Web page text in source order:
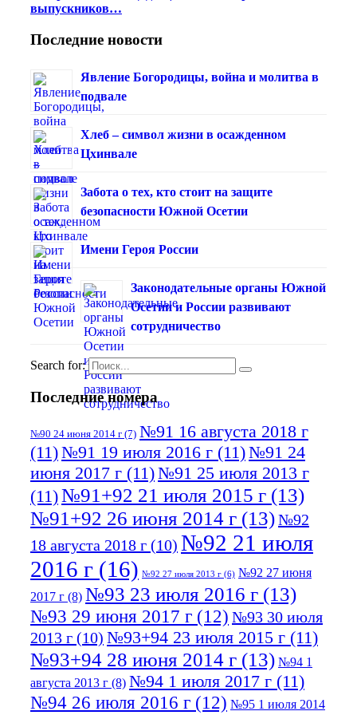
выпускников…
Последние новости
Явление Богородицы, война и молитва в
подвале
Хлеб – символ жизни в осажденном
Цхинвале
Забота о тех, кто стоит на защите
безопасности Южной Осетии
Имени Героя России
Законодательные органы Южной
Осетии и России развивают
сотрудничество
Search for:
Последние номера
№90 24 июня 2014 г (7) №91 16 августа 2018 г
(11)№91 19 июля 2016 г (11)№91 24
июня 2017 г (11)№91 25 июля 2013 г
(11)№91+92 21 июля 2015 г (13)
№91+92 26 июня 2014 г (13)№92
18 августа 2018 г (10) №92 21 июля
2016 г (16) №92 27 июля 2013 г (6) №92 27 июня
2017 г (8) №93 23 июля 2016 г (13)
№93 29 июня 2017 г (12) №93 30 июля
2013 г (10) №93+94 23 июля 2015 г (11)
№93+94 28 июня 2014 г (13) №94 1
августа 2013 г (8) №94 1 июля 2017 г (11)
№94 26 июля 2016 г (12) №95 1 июля 2014